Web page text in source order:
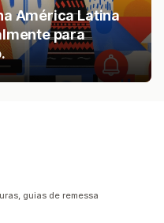
América Latina
para
guias de remessa